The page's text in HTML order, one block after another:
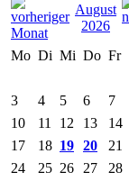
August
2026
Mo Di Mi Do Fr
3
4 5 6 7
10
11 12 13 14
17
18 19 20 21
24
25 26 27 28